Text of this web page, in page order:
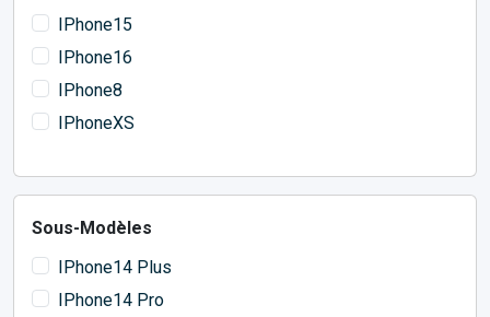
IPhone15
IPhone16
IPhone8
IPhoneXS
Sous-Modèles
IPhone14 Plus
IPhone14 Pro